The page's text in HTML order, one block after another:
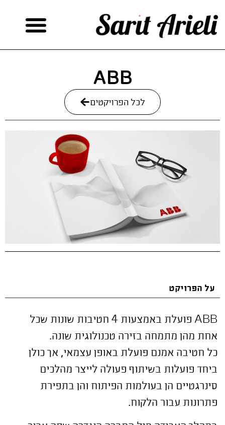
ABB
לכל הפרויקטים
על הפרויקט
ABB פועלת באמצעות 4 חטיבות שונות שכל
אחת מהן מתמחה בזירה טכנולוגית שונה.
כל חטיבה אמנם פועלת באופן עצמאי, אך כולן
ביחד פועלות בשיתוף פעולה לייצר מהלכים
סינרגטיים הן בעולמות הפיתוח והן בתפירת
פתרונות עבור הלקוח.